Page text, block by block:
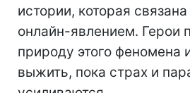
истории, которая
онлайн-явлением. Герои
природу этого феномена
выжить, пока страх и